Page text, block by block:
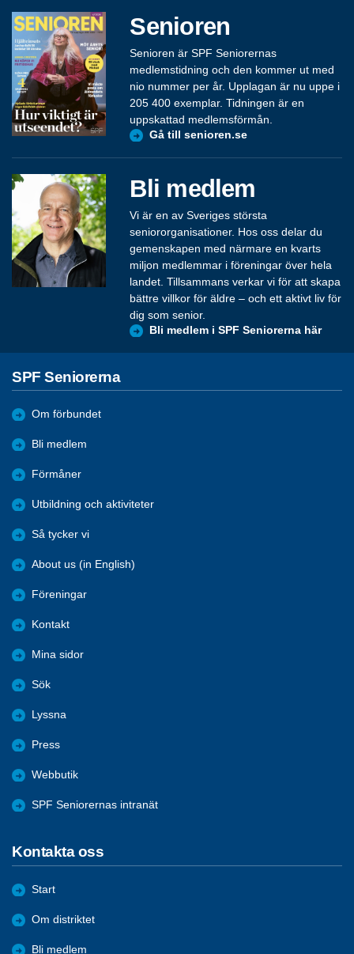
Senioren
Senioren är SPF Seniorernas
medlemstidning och den kommer ut med
nio nummer per år. Upplagan är nu uppe i
205 400 exemplar. Tidningen är en
uppskattad medlemsförmån.
Gå till senioren.se
Bli medlem
Vi är en av Sveriges största
seniororganisationer. Hos oss delar du
gemenskapen med närmare en kvarts
miljon medlemmar i föreningar över hela
landet. Tillsammans verkar vi för att skapa
bättre villkor för äldre – och ett aktivt liv för
dig som senior.
Bli medlem i SPF Seniorerna här
SPF Seniorerna
Om förbundet
Bli medlem
Förmåner
Utbildning och aktiviteter
Så tycker vi
About us (in English)
Föreningar
Kontakt
Mina sidor
Sök
Lyssna
Press
Webbutik
SPF Seniorernas intranät
Kontakta oss
Start
Om distriktet
Bli medlem